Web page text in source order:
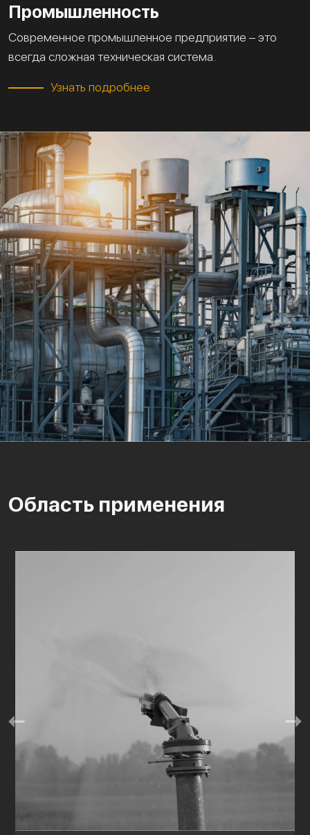
Промышленность
Современное промышленное предприятие – это
всегда сложная техническая система.
Узнать подробнее
Область применения